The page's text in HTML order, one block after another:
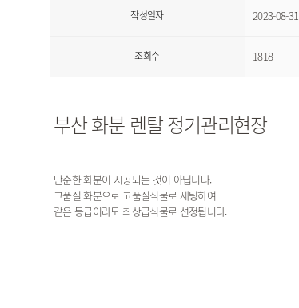
작성일자 2023-08-31
조회수 1818
부산 화분 렌탈 정기관리현장
단순한 화분이 시공되는 것이 아닙니다.
고품질 화분으로 고품질식물로 세팅하여
같은 등급이라도 최상급식물로 선정됩니다.